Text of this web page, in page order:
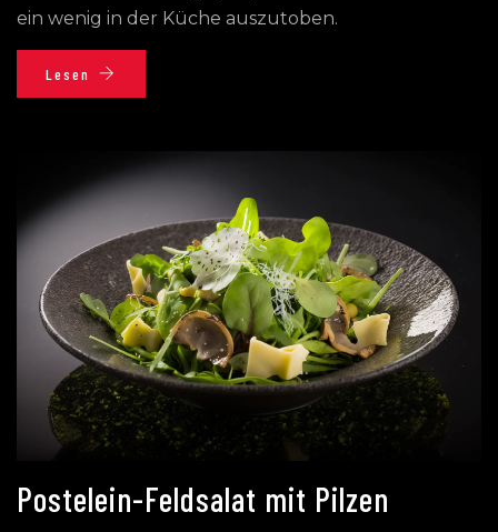
ein wenig in der Küche auszutoben.
Lesen
Postelein-Feldsalat mit Pilzen